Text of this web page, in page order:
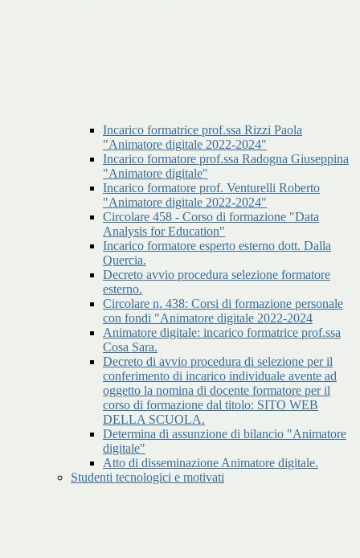
Incarico formatrice prof.ssa Rizzi Paola
"Animatore digitale 2022-2024"
Incarico formatore prof.ssa Radogna Giuseppina
"Animatore digitale"
Incarico formatore prof. Venturelli Roberto
"Animatore digitale 2022-2024"
Circolare 458 - Corso di formazione "Data
Analysis for Education"
Incarico formatore esperto esterno dott. Dalla
Quercia.
Decreto avvio procedura selezione formatore
esterno.
Circolare n. 438: Corsi di formazione personale
con fondi "Animatore digitale 2022-2024
Animatore digitale: incarico formatrice prof.ssa
Cosa Sara.
Decreto di avvio procedura di selezione per il
conferimento di incarico individuale avente ad
oggetto la nomina di docente formatore per il
corso di formazione dal titolo: SITO WEB
DELLA SCUOLA.
Determina di assunzione di bilancio "Animatore
digitale"
Atto di disseminazione Animatore digitale.
Studenti tecnologici e motivati